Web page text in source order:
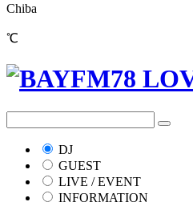
Chiba
℃
DJ
GUEST
LIVE / EVENT
INFORMATION